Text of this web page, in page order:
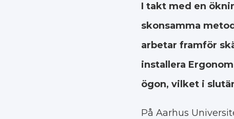
I takt med en
skonsamma
arbetar framför
installera
ögon, vilket i
På Aarhus